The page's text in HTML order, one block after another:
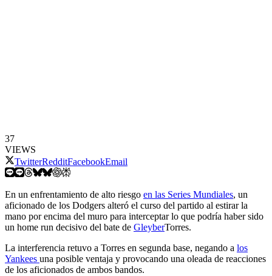
37
VIEWS
TwitterRedditFacebookEmail
En un enfrentamiento de alto riesgo en las Series Mundiales, un
aficionado de los Dodgers alteró el curso del partido al estirar la
mano por encima del muro para interceptar lo que podría haber sido
un home run decisivo del bate de GleyberTorres.
La interferencia retuvo a Torres en segunda base, negando a los
Yankees una posible ventaja y provocando una oleada de reacciones
de los aficionados de ambos bandos.